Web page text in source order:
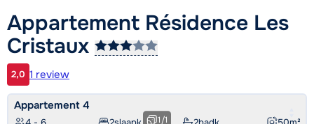
Appartement Résidence Les
Cristaux
Klantwaardering
2,0 1 review
Appartement 4
1/1